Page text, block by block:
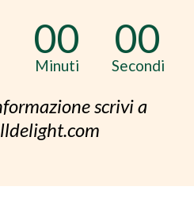
00
Minuti
00
Secondi
scrivi a